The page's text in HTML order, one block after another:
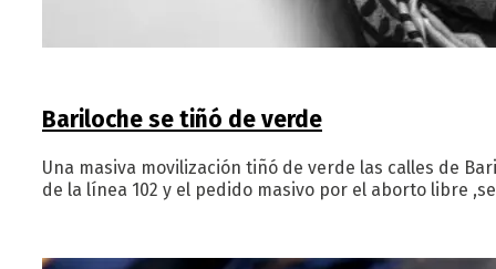
Bariloche se tiñó de verde
Una masiva movilización tiñó de verde las calles de
de la línea 102 y el pedido masivo por el aborto libre